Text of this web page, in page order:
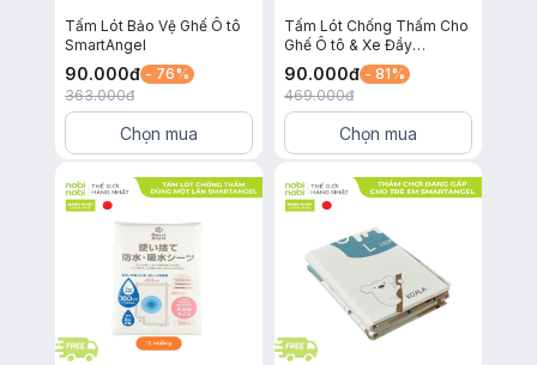
Tấm Lót Bảo Vệ Ghế Ô tô
SmartAngel
90.000đ - 76%
363.000đ
Chọn mua
Tấm Lót Chống Thấm Cho
Ghế Ô tô & Xe Đẩy
SmartAngel
90.000đ - 81%
469.000đ
Chọn mua